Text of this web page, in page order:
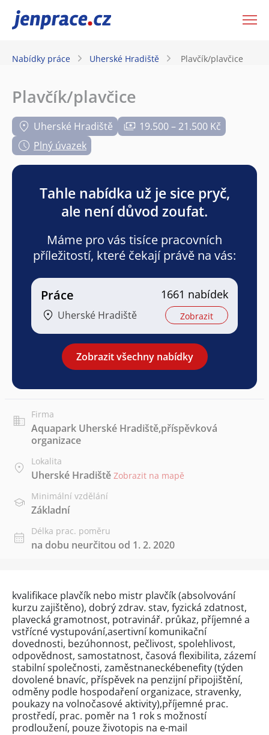
JenPráce.cz
Nabídky práce Uherské Hradiště Plavčík/plavčice
Plavčík/plavčice
Uherské Hradiště
19.500 – 21.500 Kč
Plný úvazek
Tahle nabídka už je sice pryč,
ale není důvod zoufat.
Máme pro vás tisíce pracovních
příležitostí, které čekají právě na vás:
Práce
Uherské Hradiště
1661 nabídek
Zobrazit
Zobrazit všechny nabídky
Firma
Aquapark Uherské Hradiště,příspěvková
organizace
Lokalita
Uherské Hradiště Zobrazit na mapě
Minimální vzdělání
Základní
Délka prac. poměru
na dobu neurčitou od 1. 2. 2020
kvalifikace plavčík nebo mistr plavčík (absolvování
kurzu zajištěno), dobrý zdrav. stav, fyzická zdatnost,
plavecká gramotnost, potravinář. průkaz, příjemné a
vstřícné vystupování,asertivní komunikační
dovednosti, bezúhonnost, pečlivost, spolehlivost,
odpovědnost, samostatnost, časová flexibilita, zázemí
stabilní společnosti, zaměstnaneckébenefity (týden
dovolené bnavíc, příspěvek na penzijní připojištění,
odměny podle hospodaření organizace, stravenky,
poukazy na volnočasové aktivity),příjemné prac.
prostředí, prac. poměr na 1 rok s možností
prodloužení, pouze životopis na e-mail